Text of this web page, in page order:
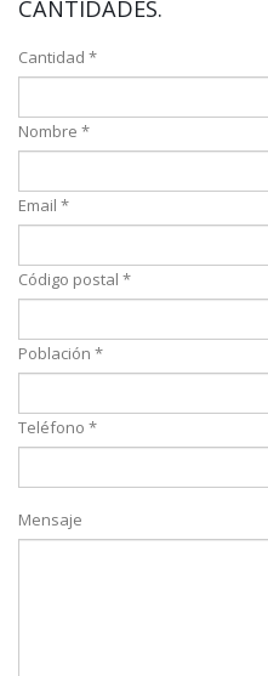
CANTIDADES.
Cantidad *
Nombre *
Email *
Código postal *
Población *
Teléfono *
Mensaje